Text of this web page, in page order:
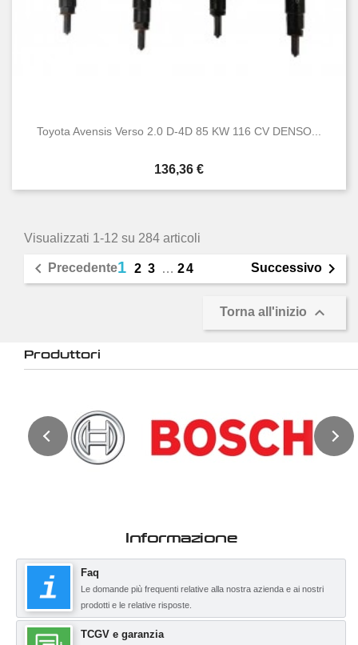
Toyota Avensis Verso 2.0 D-4D 85 KW 116 CV DENSO...
Prezzo
136,36 €
Visualizzati 1-12 su 284 articoli
 Precedente1 2 3 … 24 Successivo 
Torna all'inizio 
Produttori
Informazione
Faq
Le domande più frequenti relative alla nostra azienda e ai nostri
prodotti e le relative risposte.
TCGV e garanzia